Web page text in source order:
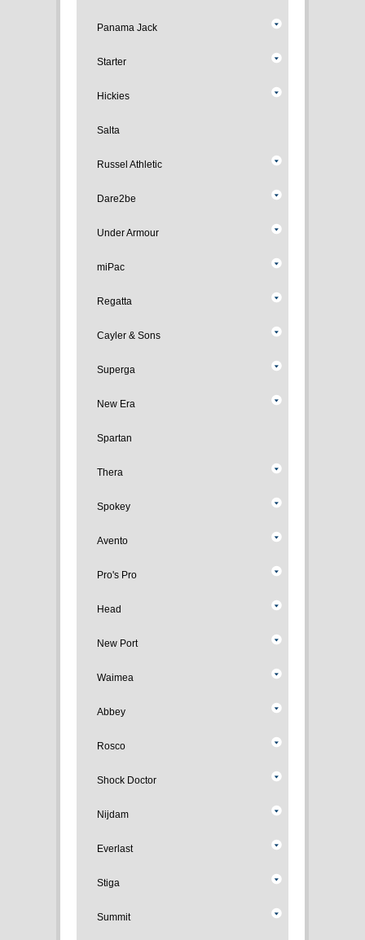
Panama Jack
Starter
Hickies
Salta
Russel Athletic
Dare2be
Under Armour
miPac
Regatta
Cayler & Sons
Superga
New Era
Spartan
Thera
Spokey
Avento
Pro's Pro
Head
New Port
Waimea
Abbey
Rosco
Shock Doctor
Nijdam
Everlast
Stiga
Summit